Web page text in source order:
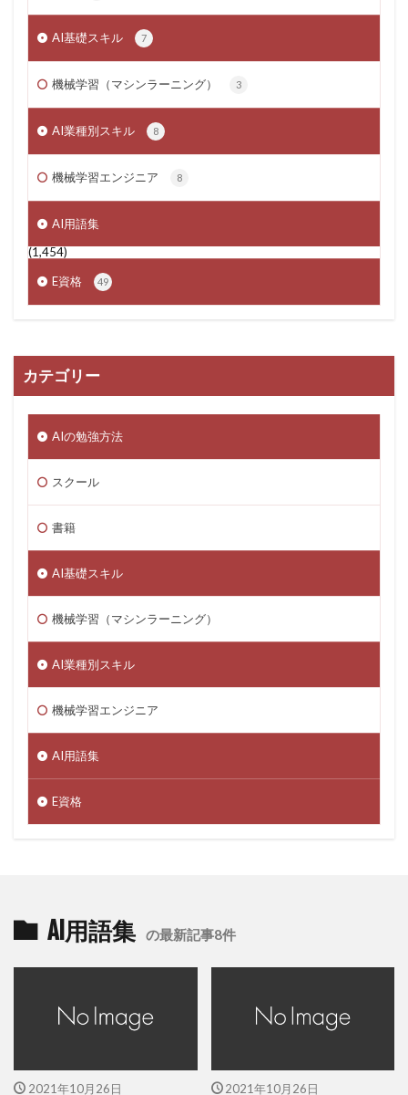
AI基礎スキル 7
機械学習（マシンラーニング） 3
AI業種別スキル 8
機械学習エンジニア 8
AI用語集
(1,454)
E資格
49
カテゴリー
AIの勉強方法
スクール
書籍
AI基礎スキル
機械学習（マシンラーニング）
AI業種別スキル
機械学習エンジニア
AI用語集
E資格
AI用語集 の最新記事8件
2021年10月26日 2021年10月26日